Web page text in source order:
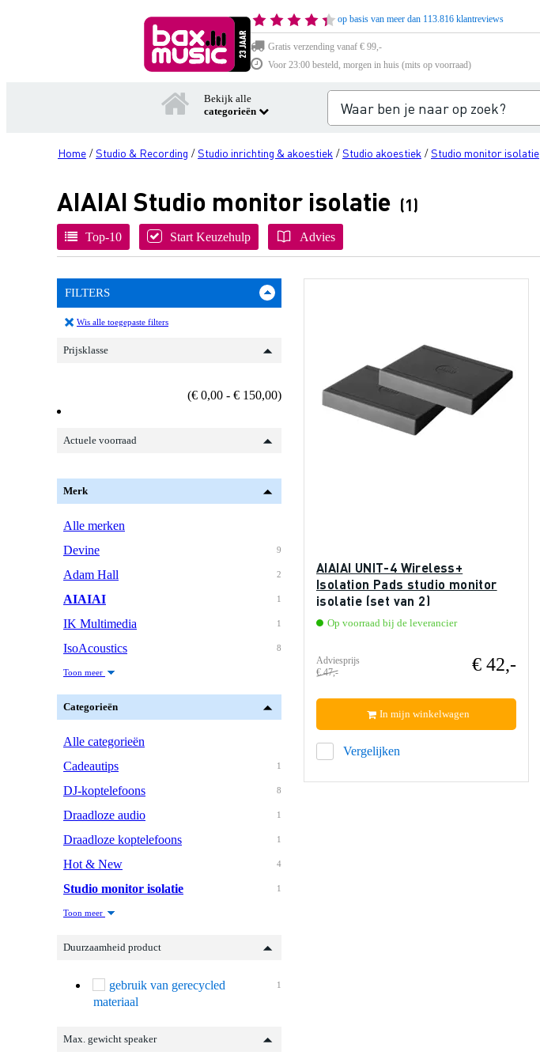
op basis van meer dan 113.816 klantreviews
Gratis verzending vanaf € 99,-
Voor 23:00 besteld, morgen in huis (mits op voorraad)
Bekijk alle
categorieën
Home /Studio & Recording /Studio inrichting & akoestiek /Studio akoestiek /Studio monitor isolatie
AIAIAI Studio monitor isolatie (1)
Top-10 Start Keuzehulp Advies
FILTERS
Wis alle toegepaste filters
Prijsklasse
(€ 0,00 - € 150,00)
Actuele voorraad
Merk
Alle merken
9
Devine
2
Adam Hall
1
AIAIAI
1
IK Multimedia
8
IsoAcoustics
Toon meer
Categorieën
Alle categorieën
1
Cadeautips
8
DJ-koptelefoons
1
Draadloze audio
1
Draadloze koptelefoons
4
Hot & New
1
Studio monitor isolatie
Toon meer
Duurzaamheid product
1
gebruik van gerecycled
materiaal
Max. gewicht speaker
AIAIAI UNIT-4 Wireless+
Isolation Pads studio monitor
isolatie (set van 2)
Op voorraad bij de leverancier
Adviesprijs
€ 47,-
€ 42,-
Vergelijken
In mijn winkelwagen